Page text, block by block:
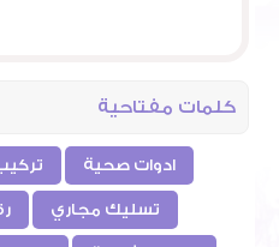
كلمات مفتاحية
ادوات صحية
تسليك مجاري